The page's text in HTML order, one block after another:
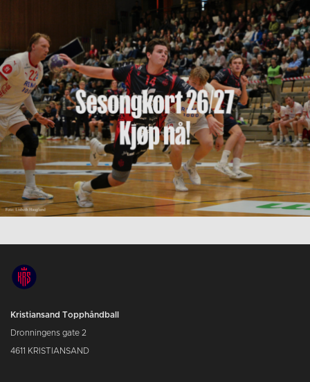
Kristiansand Topphåndball
Dronningens gate 2
4611 KRISTIANSAND